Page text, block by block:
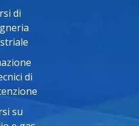
di
di
su